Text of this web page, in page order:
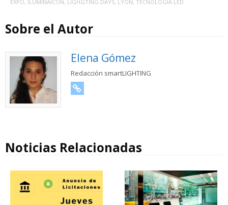
EXPO, ILUMINAICÓN, LIGHGTING DAYS, LYON, TECNOLOGÍA LED
Sobre el Autor
Elena Gómez
Redacción smartLIGHTING
Noticias Relacionadas